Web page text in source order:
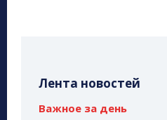
Лента новостей
Важное за день